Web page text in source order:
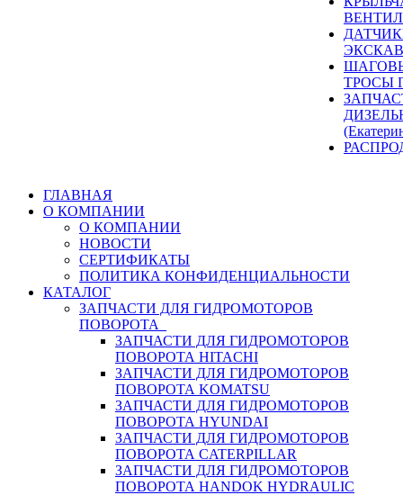
ТРОСЫ
ГЛАВНАЯ
О КОМПАНИИ
О КОМПАНИИ
НОВОСТИ
СЕРТИФИКАТЫ
ПОЛИТИКА КОНФИДЕНЦИАЛЬНОСТИ
КАТАЛОГ
ЗАПЧАСТИ ДЛЯ ГИДРОМОТОРОВ
ПОВОРОТА
ЗАПЧАСТИ ДЛЯ ГИДРОМОТОРОВ
ПОВОРОТА HITACHI
ЗАПЧАСТИ ДЛЯ ГИДРОМОТОРОВ
ПОВОРОТА KOMATSU
ЗАПЧАСТИ ДЛЯ ГИДРОМОТОРОВ
ПОВОРОТА HYUNDAI
ЗАПЧАСТИ ДЛЯ ГИДРОМОТОРОВ
ПОВОРОТА CATERPILLAR
ЗАПЧАСТИ ДЛЯ ГИДРОМОТОРОВ
ПОВОРОТА HANDOK HYDRAULIC